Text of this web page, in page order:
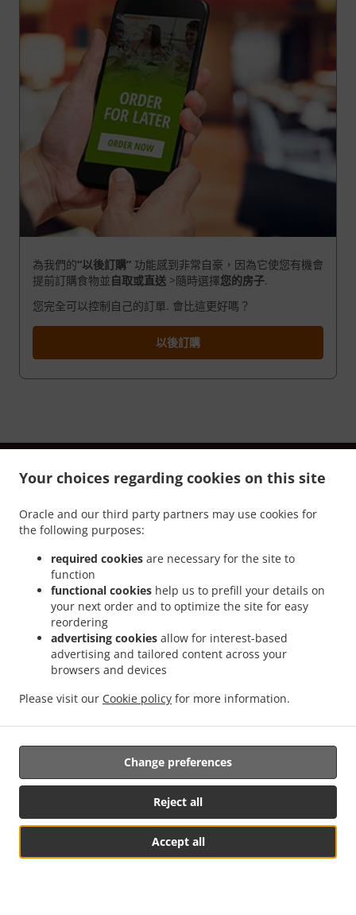
Your choices regarding cookies on this site
Oracle and our third party partners may use cookies for
the following purposes:
required cookies are necessary for the site to
function
functional cookies help us to prefill your details on
your next order and to optimize the site for easy
reordering
advertising cookies allow for interest-based
advertising and tailored content across your
browsers and devices
Please visit our Cookie policy for more information.
Accept all
Reject all
Change preferences
為我們的“以後訂購” 功能感到非常自豪，因為它使您有機會
提前訂購食物並自取或直送 >隨時選擇您的房子.
您完全可以控制自己的訂單. 會比這更好嗎？
以後訂購
隱私政策 . 服務條款 . Cookie Policy Changes
603 N Main St, Euless, TX 76039, United States
+1 817-242-4568
提前訂購
可接受的付款方式
開始訂購